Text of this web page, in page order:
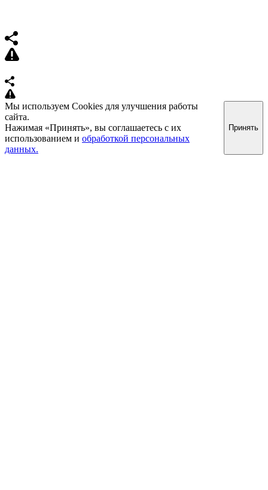
Мы используем Cookies для улучшения работы
сайта.
Нажимая «Принять», вы соглашаетесь с их
использованием и обработкой персональных
данных.
Принять